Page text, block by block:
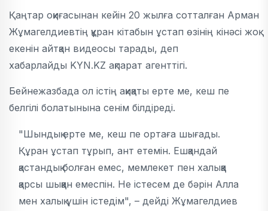
Қаңтар оқиғасынан кейін 20 жылға сотталған Арман
Жұмагелдиевтің құран кітабын ұстап өзінің кінәсі жоқ
екенін айтқан видеосы тарады, деп
хабарлайды KYN.KZ ақпарат агенттігі.
Бейнежазбада ол істің ақиқаты ерте ме, кеш пе
белгілі болатынына сенім білдіреді.
"Шындық ерте ме, кеш пе ортаға шығады.
Құран ұстап тұрып, ант етемін. Ешқандай
қастандық болған емес, мемлекет пен халыққа
қарсы шыққан емеспін. Не істесем де бәрін Алла
мен халық үшін істедім", – дейді Жұмагелдиев